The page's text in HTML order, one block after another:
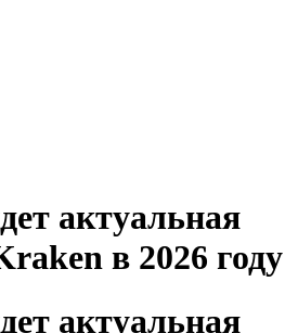
актуальная
в 2026 году
актуальная